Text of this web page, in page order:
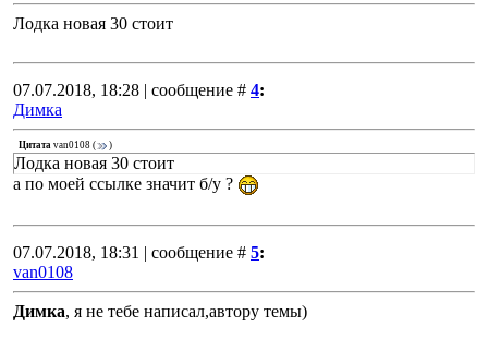
Лодка новая 30 стоит
07.07.2018, 18:28 | сообщение # 4:
Димка
Цитата van0108 ( )
Лодка новая 30 стоит
а по моей ссылке значит б/у ?
07.07.2018, 18:31 | сообщение # 5:
van0108
Димка, я не тебе написал,автору темы)